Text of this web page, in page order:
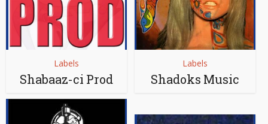
Labels
Shabaaz-ci Prod
Labels
Shadoks Music